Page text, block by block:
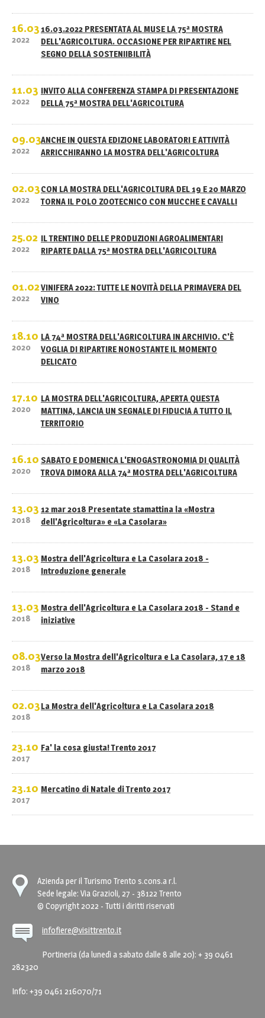
16.03
2022
16.03.2022 PRESENTATA AL MUSE LA 75ª MOSTRA
DELL'AGRICOLTURA. OCCASIONE PER RIPARTIRE NEL
SEGNO DELLA SOSTENIIBILITÀ
11.03
2022
INVITO ALLA CONFERENZA STAMPA DI PRESENTAZIONE
DELLA 75ª MOSTRA DELL'AGRICOLTURA
09.03
2022
ANCHE IN QUESTA EDIZIONE LABORATORI E ATTIVITÀ
ARRICCHIRANNO LA MOSTRA DELL'AGRICOLTURA
02.03
2022
CON LA MOSTRA DELL'AGRICOLTURA DEL 19 E 20 MARZO
TORNA IL POLO ZOOTECNICO CON MUCCHE E CAVALLI
25.02
2022
IL TRENTINO DELLE PRODUZIONI AGROALIMENTARI
RIPARTE DALLA 75ª MOSTRA DELL'AGRICOLTURA
01.02
2022
VINIFERA 2022: TUTTE LE NOVITÀ DELLA PRIMAVERA DEL
VINO
18.10
2020
LA 74ª MOSTRA DELL'AGRICOLTURA IN ARCHIVIO. C'È
VOGLIA DI RIPARTIRE NONOSTANTE IL MOMENTO
DELICATO
17.10
2020
LA MOSTRA DELL'AGRICOLTURA, APERTA QUESTA
MATTINA, LANCIA UN SEGNALE DI FIDUCIA A TUTTO IL
TERRITORIO
16.10
2020
SABATO E DOMENICA L'ENOGASTRONOMIA DI QUALITÀ
TROVA DIMORA ALLA 74ª MOSTRA DELL'AGRICOLTURA
13.03
2018
12 mar 2018 Presentate stamattina la «Mostra
dell'Agricoltura» e «La Casolara»
13.03
2018
Mostra dell'Agricoltura e La Casolara 2018 -
Introduzione generale
13.03
2018
Mostra dell'Agricoltura e La Casolara 2018 - Stand e
iniziative
08.03
2018
Verso la Mostra dell'Agricoltura e La Casolara, 17 e 18
marzo 2018
02.03
2018
La Mostra dell'Agricoltura e La Casolara 2018
23.10
2017
Fa' la cosa giusta! Trento 2017
23.10
2017
Mercatino di Natale di Trento 2017
Azienda per il Turismo Trento s.cons.a r.l.
Sede legale: Via Grazioli, 27 - 38122 Trento
© Copyright 2022 - Tutti i diritti riservati
infofiere@visittrento.it
Portineria (da lunedì a sabato dalle 8 alle 20): + 39 0461
282320
Info: +39 0461 216070/71